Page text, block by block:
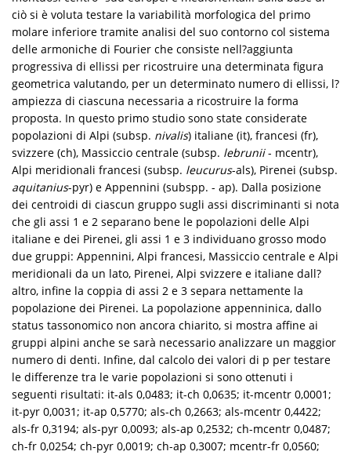
ciò si è voluta testare la variabilità morfologica del primo
molare inferiore tramite analisi del suo contorno col sistema
delle armoniche di Fourier che consiste nell?aggiunta
progressiva di ellissi per ricostruire una determinata figura
geometrica valutando, per un determinato numero di ellissi, l?
ampiezza di ciascuna necessaria a ricostruire la forma
proposta. In questo primo studio sono state considerate
popolazioni di Alpi (subsp. nivalis) italiane (it), francesi (fr),
svizzere (ch), Massiccio centrale (subsp. lebrunii- mcentr),
Alpi meridionali francesi (subsp. leucurus-als), Pirenei (subsp.
aquitanius-pyr) e Appennini (subspp. - ap). Dalla posizione
dei centroidi di ciascun gruppo sugli assi discriminanti si nota
che gli assi 1 e 2 separano bene le popolazioni delle Alpi
italiane e dei Pirenei, gli assi 1 e 3 individuano grosso modo
due gruppi: Appennini, Alpi francesi, Massiccio centrale e Alpi
meridionali da un lato, Pirenei, Alpi svizzere e italiane dall?
altro, infine la coppia di assi 2 e 3 separa nettamente la
popolazione dei Pirenei. La popolazione appenninica, dallo
status tassonomico non ancora chiarito, si mostra affine ai
gruppi alpini anche se sarà necessario analizzare un maggior
numero di denti. Infine, dal calcolo dei valori di p per testare
le differenze tra le varie popolazioni si sono ottenuti i
seguenti risultati: it-als 0,0483; it-ch 0,0635; it-mcentr 0,0001;
it-pyr 0,0031; it-ap 0,5770; als-ch 0,2663; als-mcentr 0,4422;
als-fr 0,3194; als-pyr 0,0093; als-ap 0,2532; ch-mcentr 0,0487;
ch-fr 0,0254; ch-pyr 0,0019; ch-ap 0,3007; mcentr-fr 0,0560;